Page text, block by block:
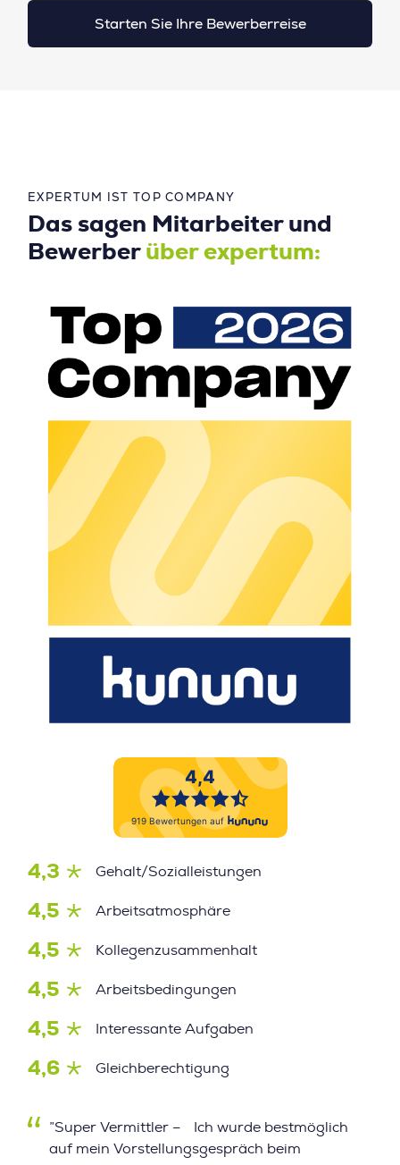
Starten Sie Ihre Bewerberreise
EXPERTUM IST TOP COMPANY
Das sagen Mitarbeiter und
Bewerber über expertum:
4,3 Gehalt/Sozialleistungen
4,5 Arbeitsatmosphäre
4,5 Kollegenzusammenhalt
4,5 Arbeitsbedingungen
4,5 Interessante Aufgaben
4,6 Gleichberechtigung
”Super Vermittler – Ich wurde bestmöglich
auf mein Vorstellungsgespräch beim